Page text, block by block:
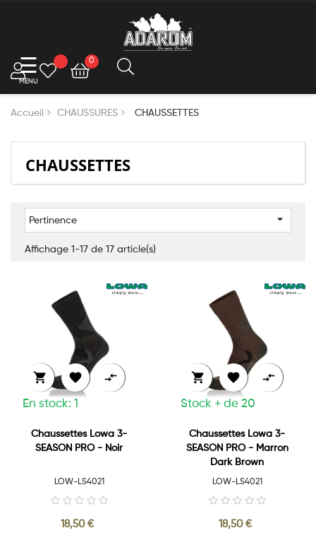
0
Basculer
la
navigation
☰
Accueil CHAUSSURES CHAUSSETTES
CHAUSSETTES
Pertinence 
Affichage 1-17 de 17 article(s)
En stock: 1
  
Chaussettes Lowa 3-
SEASON PRO - Noir
LOW-LS4021
18,50 €
Stock + de 20
  
Chaussettes Lowa 3-
SEASON PRO - Marron
Dark Brown
LOW-LS4021
18,50 €